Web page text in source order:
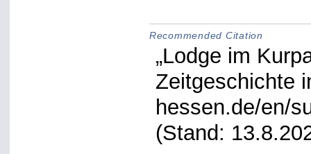
Recommended Citation
„Lodge im
Zeitgeschichte
hessen.de/en/
(Stand: